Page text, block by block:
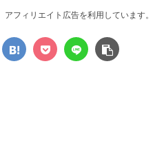
アフィリエイト広告を利用しています。